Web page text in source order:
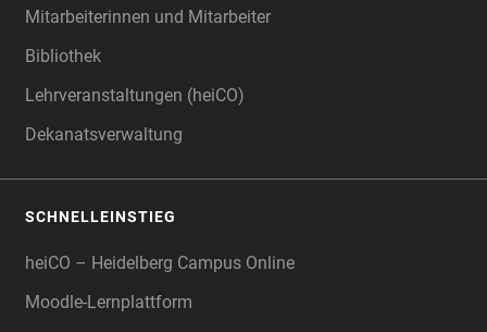
Mitarbeiterinnen und Mitarbeiter
Bibliothek
Lehrveranstaltungen (heiCO)
Dekanatsverwaltung
SCHNELLEINSTIEG
heiCO – Heidelberg Campus Online
Moodle-Lernplattform